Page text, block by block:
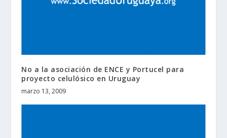
No a la asociación de ENCE y Portucel para
proyecto celulósico en Uruguay
marzo 13, 2009